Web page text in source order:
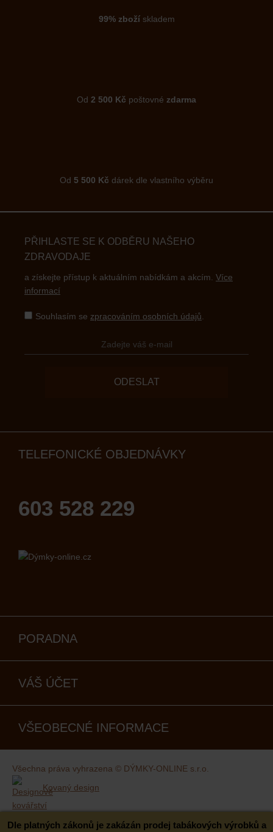
99% zbožískladem
Od 2 500 Kč poštovné zdarma
Od 5 500 Kč dárek dle vlastního výběru
PŘIHLASTE SE K ODBĚRU NAŠEHO
ZDRAVODAJE
a získejte přístup k aktuálním nabídkám a akcím. Více
informací
Souhlasím se zpracováním osobních údajů
ODESLAT
TELEFONICKÉ OBJEDNÁVKY
603 528 229
PORADNA
VÁŠ ÚČET
VŠEOBECNÉ INFORMACE
Všechna práva vyhrazena © DÝMKY-ONLINE s.r.o.
Kovaný design
Dle platných zákonů je zakázán prodej tabákových výrobků a